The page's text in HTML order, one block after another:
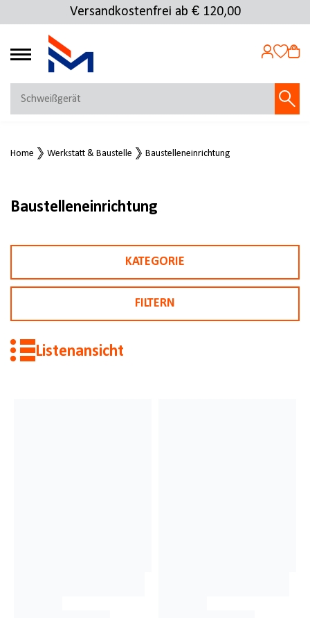
Versandkostenfrei ab € 120,00
4.69
MEIN KONTO
Jetzt anmelden
Jetzt registrieren
Home Werkstatt & Baustelle Baustelleneinrichtung
Baustelleneinrichtung
KATEGORIE
FILTERN
Listenansicht